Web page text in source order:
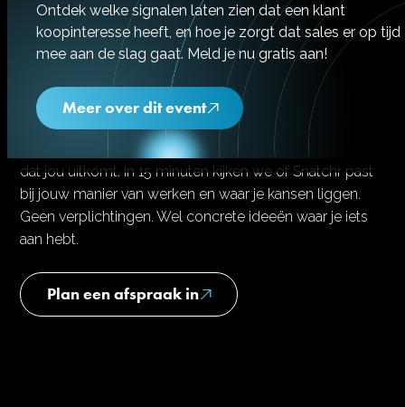
Ontdek welke signalen laten zien dat een klant
koopinteresse heeft, en hoe je zorgt dat sales er op tijd
mee aan de slag gaat. Meld je nu gratis aan!
Meer over dit event
Plan een moment
Zin in een gesprek zonder gedoe? Plan een moment
dat jou uitkomt. In 15 minuten kijken we of Snatchr past
bij jouw manier van werken en waar je kansen liggen.
Geen verplichtingen. Wel concrete ideeën waar je iets
aan hebt.
Plan een afspraak in